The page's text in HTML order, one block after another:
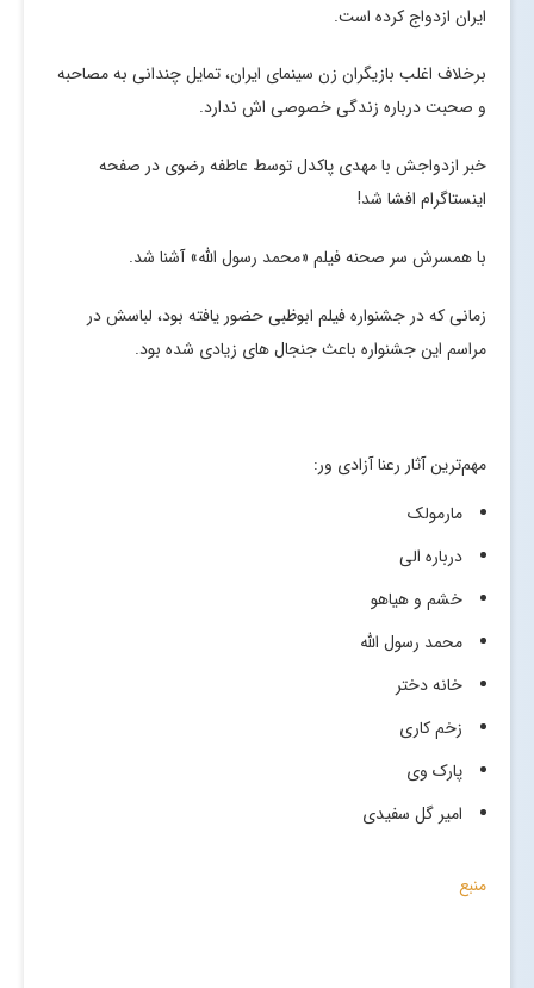
ایران ازدواج کرده است.
برخلاف اغلب بازیگران زن سینمای ایران، تمایل چندانی به مصاحبه
و صحبت درباره زندگی خصوصی اش ندارد.
خبر ازدواجش با مهدی پاکدل توسط عاطفه رضوی در صفحه
اینستاگرام افشا شد!
با همسرش سر صحنه فیلم «محمد رسول الله» آشنا شد.
زمانی که در جشنواره فیلم ابوظبی حضور یافته بود، لباسش در
مراسم این جشنواره باعث جنجال های زیادی شده بود.
مهم‌ترین آثار رعنا آزادی ور:
مارمولک
درباره الی
خشم و هیاهو
محمد رسول الله
خانه دختر
زخم کاری
پارک وی
امیر گل سفیدی
منبع